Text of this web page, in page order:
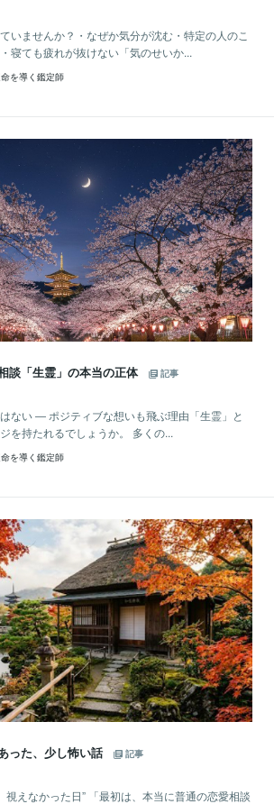
いませんか？・なぜか気分が沈む・特定の人のこ
寝ても疲れが抜けない「気のせいか...
を導く鑑定師
談「生霊」の本当の正体
記事
ない ― ポジティブな想いも飛ぶ理由「生霊」と
を持たれるでしょうか。 多くの...
を導く鑑定師
った、少し怖い話
記事
視えなかった日” 「最初は、本当に普通の恋愛相談